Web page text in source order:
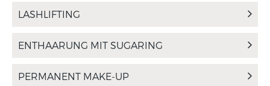
LASHLIFTING
ENTHAARUNG MIT SUGARING
PERMANENT MAKE-UP